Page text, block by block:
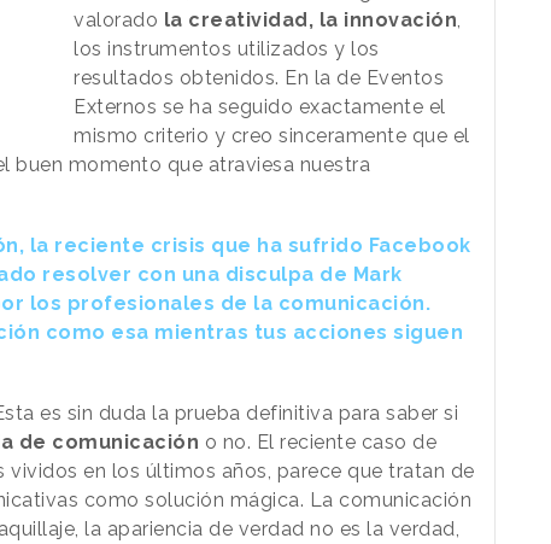
valorado la creatividad, la innovación
los instrumentos utilizados y los
resultados obtenidos. En la de Eventos
Externos se ha seguido exactamente el
mismo criterio y creo sinceramente que el
buen momento que atraviesa nuestra
la reciente crisis que ha sufrido Facebook
resolver con una disculpa de Mark
los profesionales de la comunicación.
como esa mientras tus acciones siguen
es sin duda la prueba definitiva para saber si
de comunicación o no. El reciente caso de
en los últimos años, parece que tratan de
como solución mágica. La comunicación
la apariencia de verdad no es la verdad,